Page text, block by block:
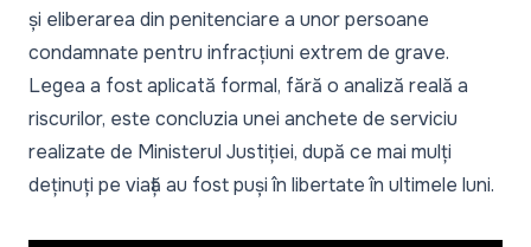
și eliberarea din penitenciare a unor persoane
condamnate pentru infracțiuni extrem de grave.
Legea a fost aplicată formal, fără o analiză reală a
riscurilor, este concluzia unei anchete de serviciu
realizate de Ministerul Justiției, după ce mai mulți
deținuți pe viață au fost puși în libertate în ultimele luni.